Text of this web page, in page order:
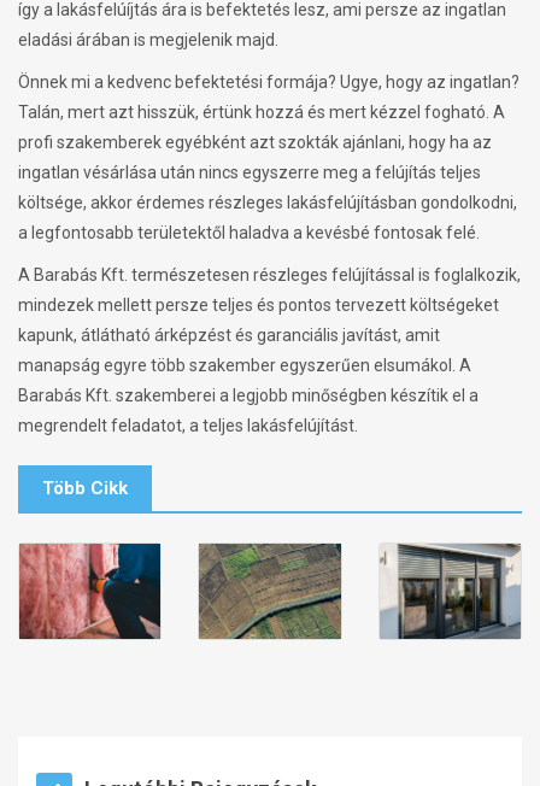
így a lakásfelúíjtás ára is befektetés lesz, ami persze az ingatlan
eladási árában is megjelenik majd.
Önnek mi a kedvenc befektetési formája? Ugye, hogy az ingatlan?
Talán, mert azt hisszük, értünk hozzá és mert kézzel fogható. A
profi szakemberek egyébként azt szokták ajánlani, hogy ha az
ingatlan vésárlása után nincs egyszerre meg a felújítás teljes
költsége, akkor érdemes részleges lakásfelújításban gondolkodni,
a legfontosabb területektől haladva a kevésbé fontosak felé.
A Barabás Kft. természetesen részleges felújítással is foglalkozik,
mindezek mellett persze teljes és pontos tervezett költségeket
kapunk, átlátható árképzést és garanciális javítást, amit
manapság egyre több szakember egyszerűen elsumákol. A
Barabás Kft. szakemberei a legjobb minőségben készítik el a
megrendelt feladatot, a teljes lakásfelújítást.
Több Cikk